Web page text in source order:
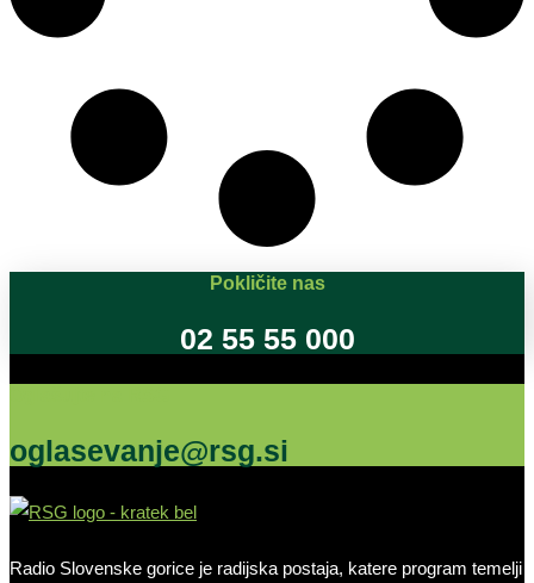
Pokličite nas
02 55 55 000
oglasevanje@rsg.si
Radio Slovenske gorice je radijska postaja, katere program temelji